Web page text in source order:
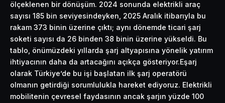
ölçeklenen bir dönüşüm. 2024 sonunda elektrikli araç
sayısı 185 bin seviyesindeyken, 2025 Aralık itibarıyla bu
rakam 373 binin üzerine çıktı; aynı dönemde ticari şarj
soketi sayısı da 26 binden 38 binin üzerine yükseldi. Bu
tablo, önümüzdeki yıllarda şarj altyapısına yönelik yatırım
ihtiyacının daha da artacağını açıkça gösteriyor.Eşarj
olarak Türkiye’de bu işi başlatan ilk şarj operatörü
olmanın getirdiği sorumlulukla hareket ediyoruz. Elektrikli
mobilitenin çevresel faydasının ancak şarjın yüzde 100